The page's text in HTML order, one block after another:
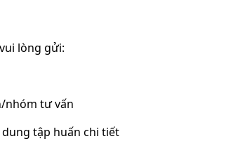
lòng gửi:
nhóm tư vấn
tập huấn chi tiết